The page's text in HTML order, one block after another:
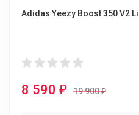
Adidas Yeezy Boost 350 V2
8 590 ₽ 19 900₽